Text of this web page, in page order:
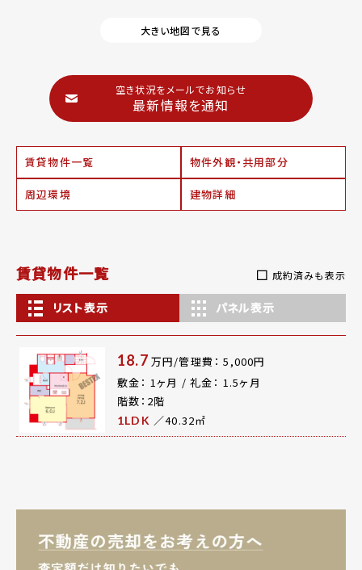
大きい地図で見る
空き状況をメールでお知らせ
最新情報を通知
賃貸物件一覧 物件外観・共用部分
周辺環境 建物詳細
賃貸物件一覧 成約済みも表示
リスト表示 パネル表示
18.7 万円/管理費： 5,000円
敷金： 1ヶ月 / 礼金： 1.5ヶ月
階数：2階
1LDK ／40.32㎡